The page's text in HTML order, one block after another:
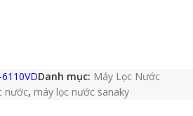
Danh mục: Máy Lọc Nước
nước, máy lọc nước sanaky